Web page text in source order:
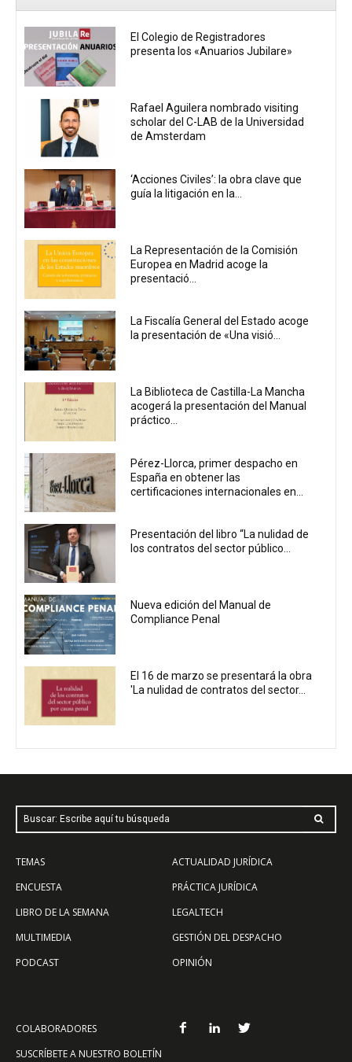
El Colegio de Registradores
presenta los «Anuarios Jubilare»
Rafael Aguilera nombrado visiting
scholar del C-LAB de la Universidad
de Amsterdam
‘Acciones Civiles’: la obra clave que
guía la litigación en la...
La Representación de la Comisión
Europea en Madrid acoge la
presentació...
La Fiscalía General del Estado acoge
la presentación de «Una visió...
La Biblioteca de Castilla-La Mancha
acogerá la presentación del Manual
práctico...
Pérez-Llorca, primer despacho en
España en obtener las
certificaciones internacionales en...
Presentación del libro “La nulidad de
los contratos del sector público...
Nueva edición del Manual de
Compliance Penal
El 16 de marzo se presentará la obra
'La nulidad de contratos del sector...
Buscar: Escribe aquí tu búsqueda
TEMAS
ENCUESTA
LIBRO DE LA SEMANA
MULTIMEDIA
PODCAST
ACTUALIDAD JURÍDICA
PRÁCTICA JURÍDICA
LEGALTECH
GESTIÓN DEL DESPACHO
OPINIÓN
COLABORADORES
SUSCRÍBETE A NUESTRO BOLETÍN